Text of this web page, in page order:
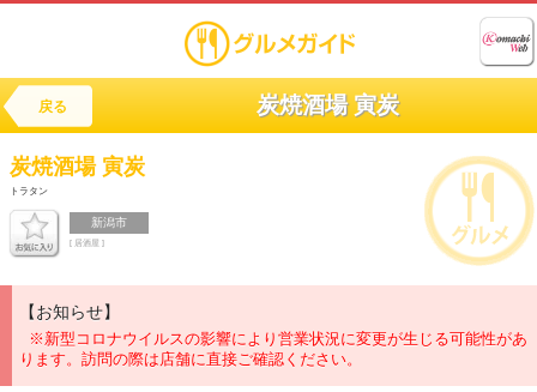
戻る 炭焼酒場 寅炭
炭焼酒場 寅炭
トラタン
新潟市
[ 居酒屋 ]
【お知らせ】
※新型コロナウイルスの影響により営業状況に変更が生じる可能性があ
ります。訪問の際は店舗に直接ご確認ください。